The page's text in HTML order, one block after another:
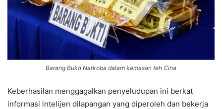
Barang Bukti Narkoba dalam kemasan teh Cina
Keberhasilan menggagalkan penyeludupan ini berkat
informasi intelijen dilapangan yang diperoleh dan bekerja